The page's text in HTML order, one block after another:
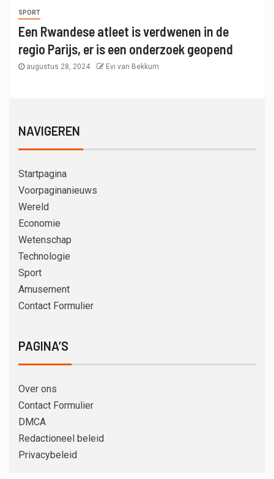
SPORT
Een Rwandese atleet is verdwenen in de
regio Parijs, er is een onderzoek geopend
augustus 28, 2024 Evi van Bekkum
NAVIGEREN
Startpagina
Voorpaginanieuws
Wereld
Economie
Wetenschap
Technologie
Sport
Amusement
Contact Formulier
PAGINA’S
Over ons
Contact Formulier
DMCA
Redactioneel beleid
Privacybeleid